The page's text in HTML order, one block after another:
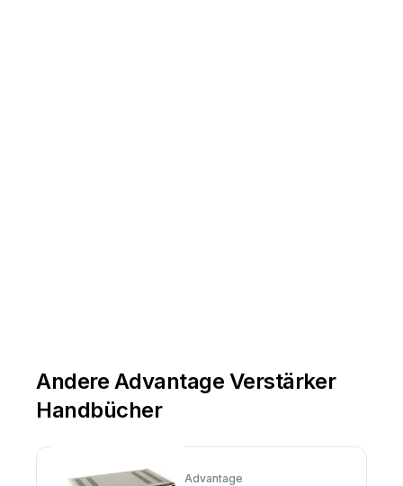
Andere Advantage Verstärker
Handbücher
Advantage